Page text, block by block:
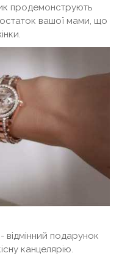
продемонструють
вашої мами, що
подарунок
канцелярію.